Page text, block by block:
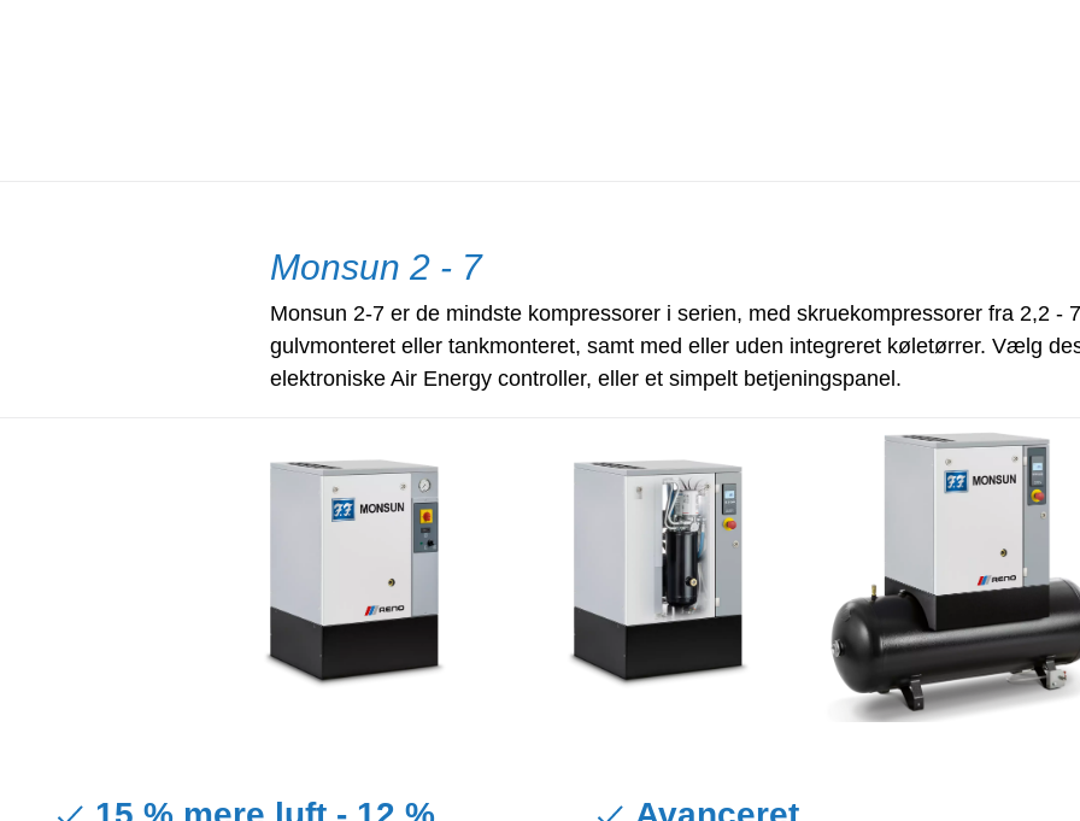
Monsun 2 - 7
Monsun 2-7 er de mindste kompressorer i serien, med skruekompressorer fra 2,2 -
gulvmonteret eller tankmonteret, samt med eller uden integreret køletørrer. Vælg
elektroniske Air Energy controller, eller et simpelt betjeningspanel.